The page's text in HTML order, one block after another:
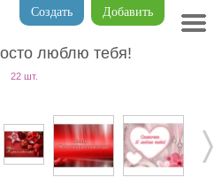
Добавить
Создать
люблю тебя!
22 шт.